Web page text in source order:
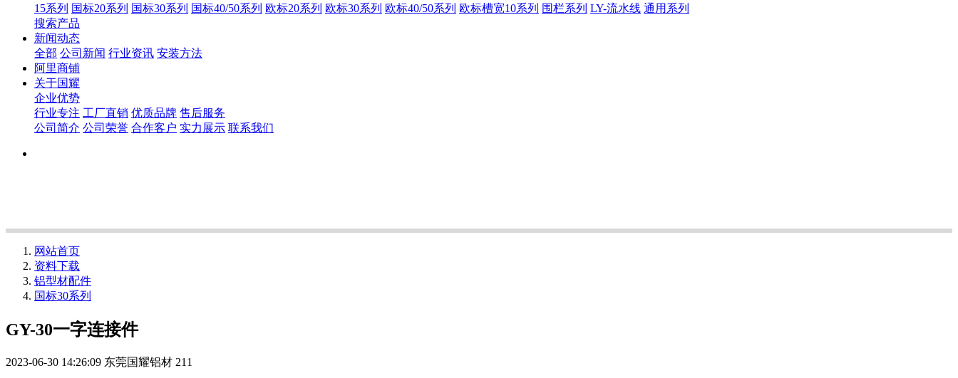
15系列 国标20系列 国标30系列 国标40/50系列 欧标20系列 欧标30系列 欧标40/50系列 欧标槽宽10系列 围栏系列 LY-流水线 通用系列
搜索产品
新闻动态
全部 公司新闻 行业资讯 安装方法
阿里商铺
关于国耀
企业优势
行业专注 工厂直销 优质品牌 售后服务
公司简介 公司荣誉 合作客户 实力展示 联系我们
网站首页
资料下载
铝型材配件
国标30系列
GY-30一字连接件
2023-06-30 14:26:09 东莞国耀铝材 211